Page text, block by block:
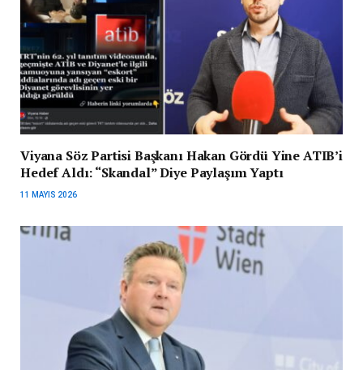
Viyana Söz Partisi Başkanı Hakan Gördü Yine ATIB’i
Hedef Aldı: “Skandal” Diye Paylaşım Yaptı
11 MAYIS 2026